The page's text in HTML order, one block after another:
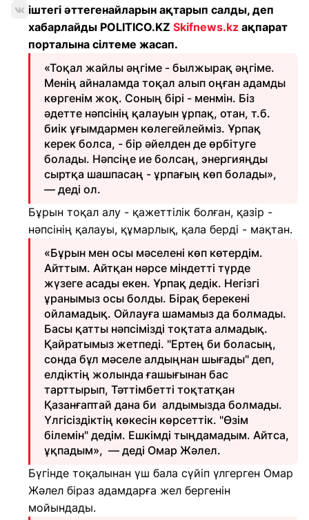
іштегі әттегенайларын ақтарып салды, деп
хабарлайды POLITICO.KZ Skifnews.kz ақпарат
порталына сілтеме жасап.
«Тоқал жайлы әңгіме - былжырақ әңгіме.
Менің айналамда тоқал алып оңған адамды
көргенім жоқ. Соның бірі - менмін. Біз
әдетте нәпсінің қалауын ұрпақ, отан, т.б.
биік ұғымдармен көлегейлейміз. Ұрпақ
керек болса, - бір әйелден де өрбітуге
болады. Нәпсіңе ие болсаң, энергияңды
сыртқа шашпасаң - ұрпағың көп болады»,
— деді ол.
Бұрын тоқал алу - қажеттілік болған, қазір -
нәпсінің қалауы, құмарлық, қала берді - мақтан.
«Бұрын мен осы мәселені көп көтердім.
Айттым. Айтқан нәрсе міндетті түрде
жүзеге асады екен. Ұрпақ дедік. Негізгі
ұранымыз осы болды. Бірақ берекені
ойламадық. Ойлауға шамамыз да болмады.
Басы қатты нәпсімізді тоқтата алмадық.
Қайратымыз жетпеді. "Ертең би боласың,
сонда бұл мәселе алдыңнан шығады" деп,
елдіктің жолында ғашығынан бас
тарттырып, Тәттімбетті тоқтатқан
Қазанғаптай дана би алдымызда болмады.
Үлгісіздіктің көкесін көрсеттік. "Өзім
білемін" дедім. Ешкімді тыңдамадым. Айтса,
ұқпадым», — деді Омар Жәлел.
Бүгінде тоқалынан үш бала сүйіп үлгерген Омар
Жәлел біраз адамдарға жел бергенін
мойындады.